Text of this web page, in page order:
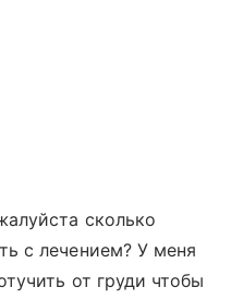
сколько
с лечением? У меня
от груди чтобы